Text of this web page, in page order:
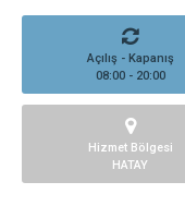
Açılış - Kapanış
08:00 - 20:00
Hizmet Bölgesi
HATAY